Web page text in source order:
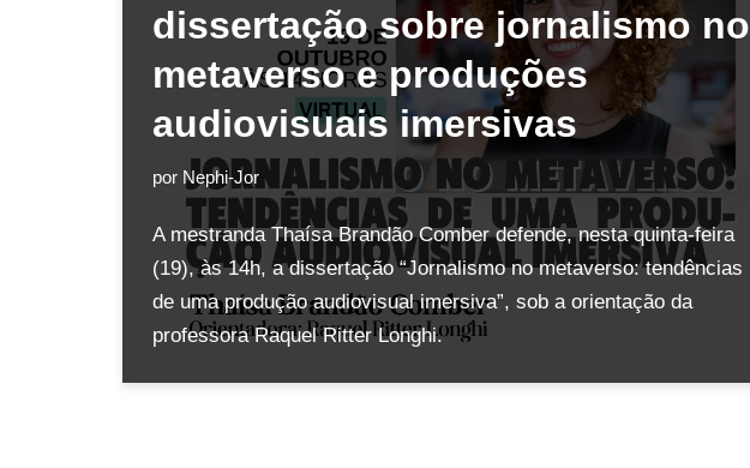
dissertação sobre jornalismo no
metaverso e produções
audiovisuais imersivas
por Nephi-Jor
A mestranda Thaísa Brandão Comber defende, nesta quinta-feira
(19), às 14h, a dissertação “Jornalismo no metaverso: tendências
de uma produção audiovisual imersiva”, sob a orientação da
professora Raquel Ritter Longhi.